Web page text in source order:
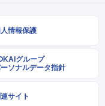
情報保護
グループ
ソナルデータ指針
サイト